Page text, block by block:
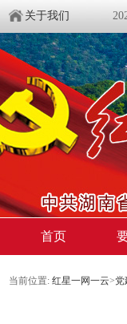
关于我们
首页
当前位置: 红星一网一云>党